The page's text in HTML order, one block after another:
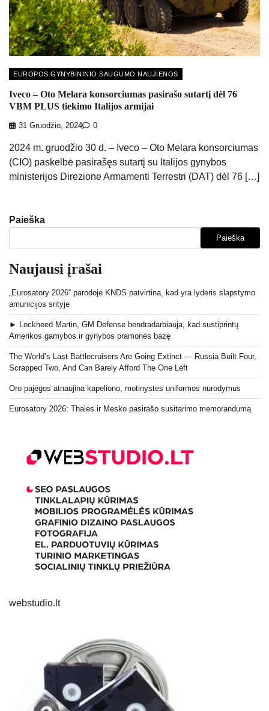
EUROPOS GYNYBININIO SAUGUMO NAUJIENOS
Iveco – Oto Melara konsorciumas pasirašo sutartį dėl 76
VBM PLUS tiekimo Italijos armijai
31 Gruodžio, 2024 0
2024 m. gruodžio 30 d. – Iveco – Oto Melara konsorciumas
(CIO) paskelbė pasirašęs sutartį su Italijos gynybos
ministerijos Direzione Armamenti Terrestri (DAT) dėl 76 […]
Paieška
Paieška
Naujausi įrašai
„Eurosatory 2026“ parodoje KNDS patvirtina, kad yra lyderis slapstymo
amunicijos srityje
► Lockheed Martin, GM Defense bendradarbiauja, kad sustiprintų
Amerikos gamybos ir gynybos pramonės bazę
The World’s Last Battlecruisers Are Going Extinct — Russia Built Four,
Scrapped Two, And Can Barely Afford The One Left
Oro pajėgos atnaujina kapeliono, motinystės uniformos nurodymus
Eurosatory 2026: Thales ir Mesko pasirašo susitarimo memorandumą
webstudio.lt